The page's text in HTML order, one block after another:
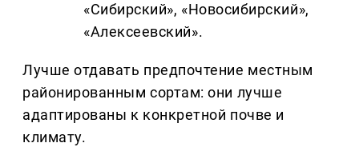
«Сибирский», «Новосибирский»,
«Алексеевский».
Лучше отдавать предпочтение местным
районированным сортам: они лучше
адаптированы к конкретной почве и
климату.